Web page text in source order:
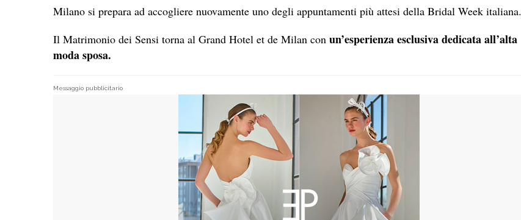
Milano si prepara ad accogliere nuovamente uno degli appuntamenti più attesi della Bridal Week italiana.
Il Matrimonio dei Sensi torna al Grand Hotel et de Milan con un’esperienza esclusiva dedicata all’alta
moda sposa.
Messaggio pubblicitario